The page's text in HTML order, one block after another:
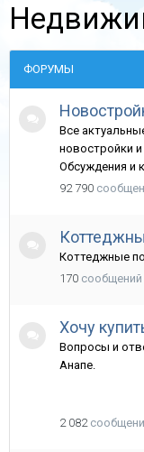
ФОРУМЫ
Все
новостройки
Обсуждения и
92 790
Коттеджные
170 сообщений
Хочу
Вопросы и
Анапе.
2 082